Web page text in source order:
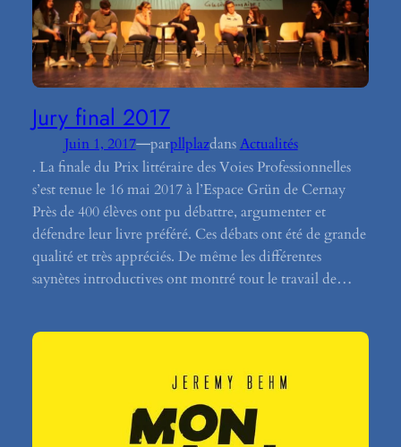
Jury final 2017
Juin 1, 2017—parpllplazdansActualités
. La finale du Prix littéraire des Voies Professionnelles
s’est tenue le 16 mai 2017 à l’Espace Grün de Cernay
Près de 400 élèves ont pu débattre, argumenter et
défendre leur livre préféré. Ces débats ont été de grande
qualité et très appréciés. De même les différentes
saynètes introductives ont montré tout le travail de…